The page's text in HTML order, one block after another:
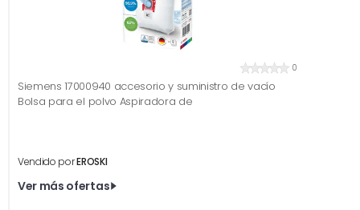
0
Siemens 17000940 accesorio y suministro de vacío
Bolsa para el polvo Aspiradora de
Vendido porEROSKI
Ver más ofertas